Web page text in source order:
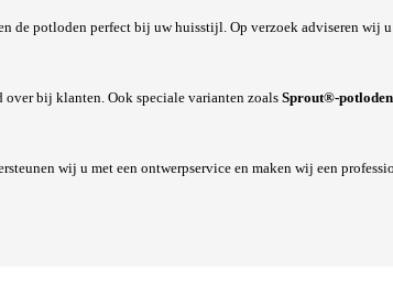
de potloden perfect bij uw huisstijl. Op verzoek adviseren wij
over bij klanten. Ook speciale varianten zoals Sprout®-potloden
wij u met een ontwerpservice en maken wij een